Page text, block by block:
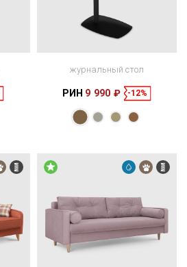
журнальный стол
РИН 9 990 ₽ -12%